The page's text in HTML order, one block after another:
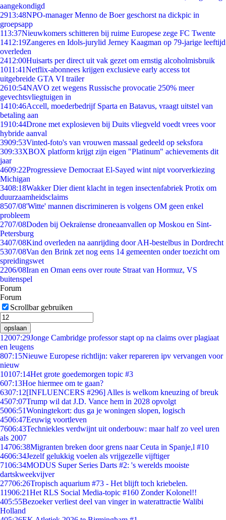
aangekondigd
2913:48NPO-manager Menno de Boer geschorst na dickpic in
groepsapp
113:37Nieuwkomers schitteren bij ruime Europese zege FC Twente
1412:19Zangeres en Idols-jurylid Jerney Kaagman op 79-jarige leeftijd
overleden
2412:00Huisarts per direct uit vak gezet om ernstig alcoholmisbruik
1011:41Netflix-abonnees krijgen exclusieve early access tot
uitgebreide GTA VI trailer
2610:54NAVO zet wegens Russische provocatie 250% meer
gevechtsvliegtuigen in
1410:46Accell, moederbedrijf Sparta en Batavus, vraagt uitstel van
betaling aan
1910:44Drone met explosieven bij Duits vliegveld voedt vrees voor
hybride aanval
3909:53Vinted-foto's van vrouwen massaal gedeeld op seksfora
309:33XBOX platform krijgt zijn eigen "Platinum" achievements dit
jaar
4609:22Progressieve Democraat El-Sayed wint nipt voorverkiezing
Michigan
3408:18Wakker Dier dient klacht in tegen insectenfabriek Protix om
duurzaamheidsclaims
8507/08'Witte' mannen discrimineren is volgens OM geen enkel
probleem
2707/08Doden bij Oekraïense droneaanvallen op Moskou en Sint-
Petersburg
3407/08Kind overleden na aanrijding door AH-bestelbus in Dordrecht
5307/08Van den Brink zet nog eens 14 gemeenten onder toezicht om
spreidingswet
2206/08Iran en Oman eens over route Straat van Hormuz, VS
buitenspel
Forum
Forum
Scrollbar gebruiken
opslaan
12007:29Jonge Cambridge professor stapt op na claims over plagiaat
en leugens
807:15Nieuwe Europese richtlijn: vaker repareren ipv vervangen voor
nieuw
10107:14Het grote goedemorgen topic #3
607:13Hoe hiermee om te gaan?
6307:12[INFLUENCERS #296] Alles is welkom kneuzing of breuk
4507:07Trump wil dat J.D. Vance hem in 2028 opvolgt
5006:51Woningtekort: dus ga je woningen slopen, logisch
4506:47Eeuwig voortleven
7606:43Techniekles verdwijnt uit onderbouw: maar half zo veel uren
als 2007
14706:38Migranten breken door grens naar Ceuta in Spanje,l #10
4606:34Jezelf gelukkig voelen als vrijgezelle vijftiger
7106:34MODUS Super Series Darts #2: 's werelds mooiste
dartskweekvijver
27706:26Tropisch aquarium #73 - Het blijft toch kriebelen.
11906:21Het RLS Social Media-topic #160 Zonder Kolonel!!
405:55Bezoeker verliest deel van vinger in waterattractie Walibi
Holland